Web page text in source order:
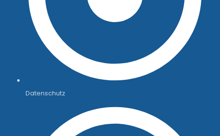
Datenschutz